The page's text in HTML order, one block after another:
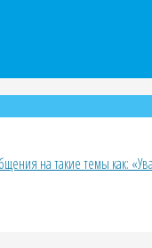
на такие темы как: